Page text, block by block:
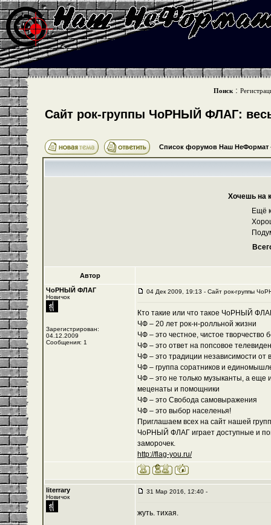
Поиск :
Cайт рок-группы ЧоРНЫЙ ФЛАГ:
Список форумов Наш НеФормат
Хочешь на
Ещё
Автор
ЧоРНЫЙ ФЛАГ
Новичок
Зарегистрирован:
04.12.2009
Сообщения: 1
04 Дек 2009, 19:13 - Cайт рок-группы
Кто такие или что такое ЧоРНЫЙ
ЧФ – 20 лет рок-н-ролльной жизни
ЧФ – это честное, чистое творчество
ЧФ – это ответ на попсовое
ЧФ – это традиции независимости
ЧФ – группа соратников и
ЧФ – это не только музыканты, а еще
меценаты и помощники
ЧФ – это Свобода самовыражения
ЧФ – это выбор населенья!
Приглашаем всех на сайт нашей
ЧоРНЫЙ ФЛАГ играет доступные и
заморочек.
http://flag-you.ru/
literrary
Новичок
31 Мар 2016, 12:40 -
жуть. тихая.